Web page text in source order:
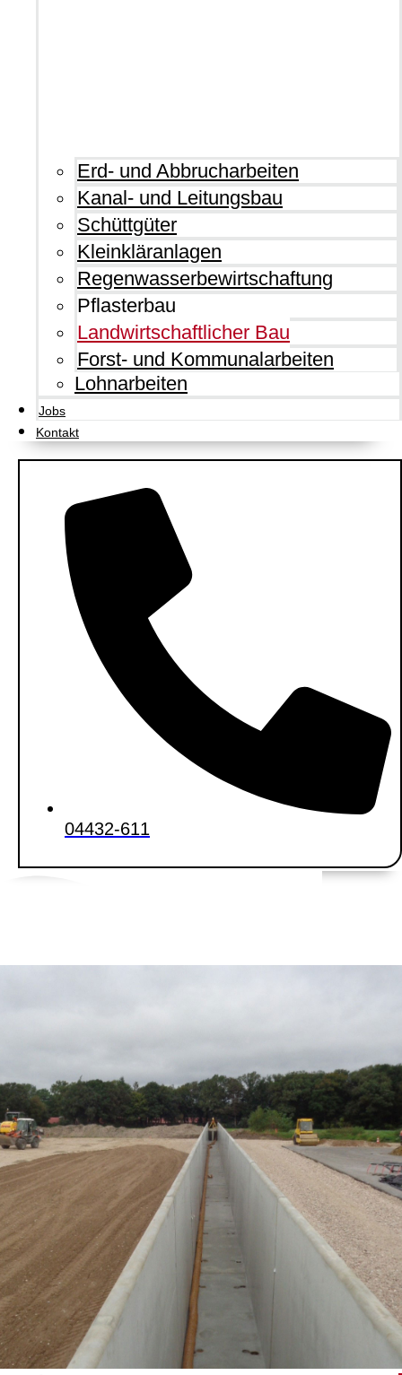
Erd- und Abbrucharbeiten
Kanal- und Leitungsbau
Schüttgüter
Kleinkläranlagen
Regenwasserbewirtschaftung
Pflasterbau
Landwirtschaftlicher Bau
Forst- und Kommunalarbeiten
Lohnarbeiten
Jobs
Kontakt
04432-611